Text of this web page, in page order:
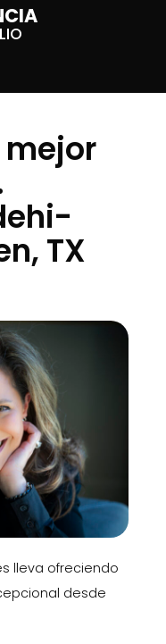
TX
lleva ofreciendo
desde